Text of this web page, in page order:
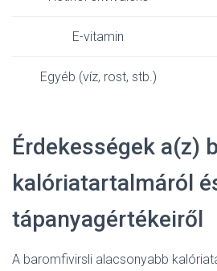
E-vitamin
Egyéb (víz, rost, stb.)
Érdekességek a(z)
kalóriatartalmáról
tápanyagértékeiről
A baromfivirsli alacsonyabb